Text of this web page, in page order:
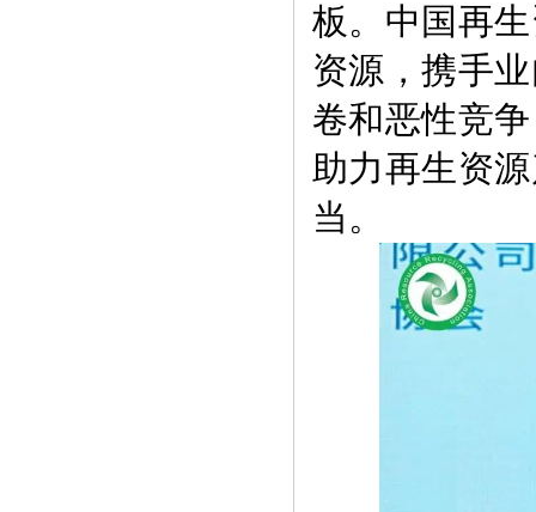
板。中国再
资源，携手
卷和恶性竞
助力再生资
当。